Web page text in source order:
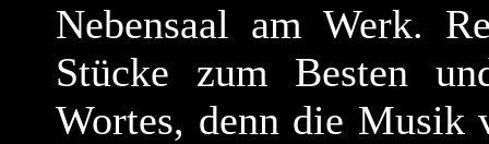
Nebensaal am Werk.
Stücke zum Besten
Wortes, denn die Musik